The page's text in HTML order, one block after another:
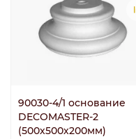
90030-4/1 основание
DECOMASTER-2
(500х500х200мм)